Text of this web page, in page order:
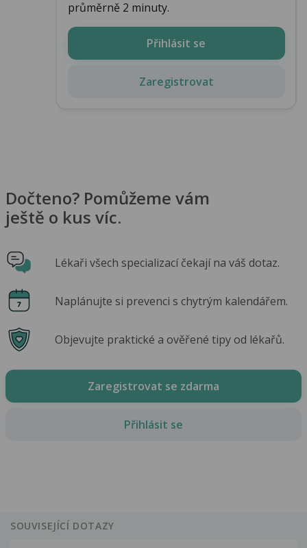
průměrně 2 minuty.
Přihlásit se
Zaregistrovat
Dočteno? Pomůžeme vám
ještě o kus víc.
Lékaři všech specializací čekají na váš dotaz.
Naplánujte si prevenci s chytrým kalendářem.
Objevujte praktické a ověřené tipy od lékařů.
Zaregistrovat se zdarma
Přihlásit se
SOUVISEJÍCÍ DOTAZY